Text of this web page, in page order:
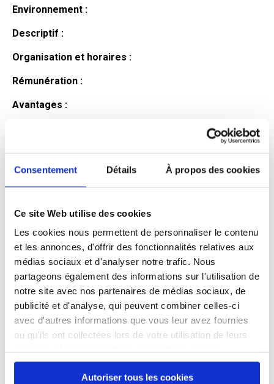
Consentement Détails À propos des cookies
Ce site Web utilise des cookies
Les cookies nous permettent de personnaliser le contenu
et les annonces, d'offrir des fonctionnalités relatives aux
médias sociaux et d'analyser notre trafic. Nous
partageons également des informations sur l'utilisation de
notre site avec nos partenaires de médias sociaux, de
publicité et d'analyse, qui peuvent combiner celles-ci
avec d'autres informations que vous leur avez fournies
ou qu'ils ont collectées lors de votre utilisation de leurs
continuez à utiliser notre site Web.
Autoriser tous les cookies
Environnement :
Descriptif :
Organisation et horaires :
Rémunération :
Avantages :
candidat
Qualifications et diplômes :
Profil recherché :
Expérience :
Processus
de